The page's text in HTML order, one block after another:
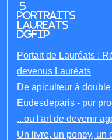
5
portraits
laureats
DGFIP
Portait de Lauréats :
devenus Lauréats
De apiculteur à
Eudesdeparis - pur
...ou l'art de devenir
Un livre, un poney, un